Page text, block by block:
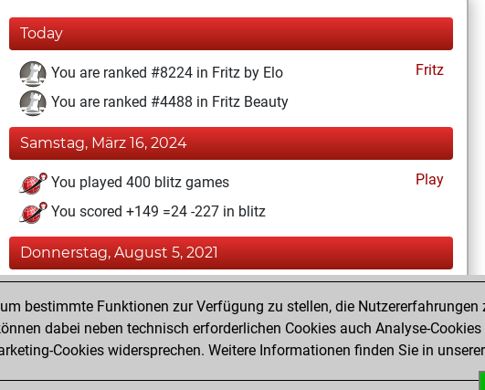
Today
You are ranked #8224 in Fritz by Elo
Fritz
You are ranked #4488 in Fritz Beauty
Samstag, März 16, 2024
You played 400 blitz games
Play
You scored +149 =24 -227 in blitz
Donnerstag, August 5, 2021
You achieved a new Elo of 1605
You created your Fritz account
bestimmte Funktionen zur Verfügung zu stellen, die
dabei neben technisch erforderlichen Cookies auch Analyse-
Cookies widersprechen. Weitere Informationen finden Sie in unserer